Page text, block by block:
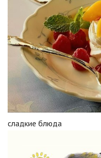
сладкие блюда